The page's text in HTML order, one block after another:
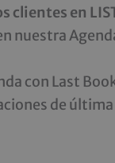
clientes en
nuestra
con Last
de